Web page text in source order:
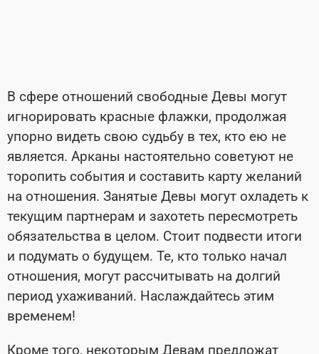
В сфере отношений свободные Девы могут
игнорировать красные флажки, продолжая
упорно видеть свою судьбу в тех, кто ею не
является. Арканы настоятельно советуют не
торопить события и составить карту желаний
на отношения. Занятые Девы могут охладеть к
текущим партнерам и захотеть пересмотреть
обязательства в целом. Стоит подвести итоги
и подумать о будущем. Те, кто только начал
отношения, могут рассчитывать на долгий
период ухаживаний. Наслаждайтесь этим
временем!
Кроме того, некоторым Девам предложат